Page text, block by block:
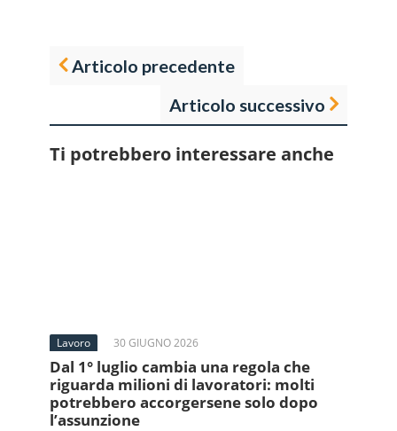
Articolo precedente
Articolo successivo
Ti potrebbero interessare anche
Lavoro 30 GIUGNO 2026
Dal 1° luglio cambia una regola che
riguarda milioni di lavoratori: molti
potrebbero accorgersene solo dopo
l’assunzione